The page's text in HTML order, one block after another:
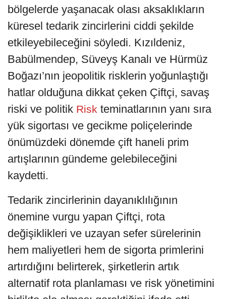
bölgelerde yaşanacak olası aksaklıkların
küresel tedarik zincirlerini ciddi şekilde
etkileyebileceğini söyledi. Kızıldeniz,
Babülmendep, Süveyş Kanalı ve Hürmüz
Boğazı’nın jeopolitik risklerin yoğunlaştığı
hatlar olduğuna dikkat çeken Çiftçi, savaş
riski ve politik Risk teminatlarının yanı sıra
yük sigortası ve gecikme poliçelerinde
önümüzdeki dönemde çift haneli prim
artışlarının gündeme gelebileceğini
kaydetti.
Tedarik zincirlerinin dayanıklılığının
önemine vurgu yapan Çiftçi, rota
değişiklikleri ve uzayan sefer sürelerinin
hem maliyetleri hem de sigorta primlerini
artırdığını belirterek, şirketlerin artık
alternatif rota planlaması ve risk yönetimini